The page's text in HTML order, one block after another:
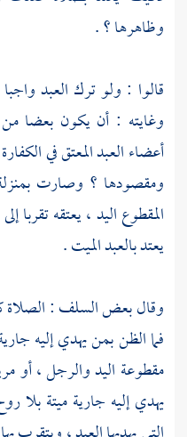
وظاهرها ؟ .
قالوا : ولو ترك العبد
وغايته : أن يكون بعضا
أعضاء العبد المعتق في
ومقصودها ؟ وصارت بمنزلة
المقطوع اليد ، يعتقه تقربا
يعتد بالعبد الميت .
وقال بعض السلف : الصلاة
فما الظن بمن يهدي إليه
مقطوعة اليد والرجل ، أو
يهدي إليه جارية ميتة بلا